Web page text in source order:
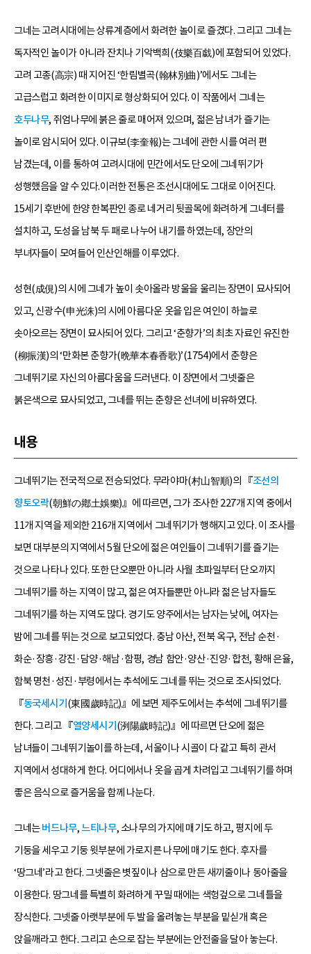
그네는 고려시대에는 상류계층에서 화려한 놀이로 즐겼다. 그리고 그네는
독자적인 놀이가 아니라 잔치나 기악백희(伎樂百戱)에 포함되어 있었다.
고려 고종(高宗) 때 지어진 ‘한림별곡(翰林別曲)’에서도 그네는
고급스럽고 화려한 이미지로 형상화되어 있다. 이 작품에서 그네는
호두나무, 쥐엄나무에 붉은 줄로 매어져 있으며, 젊은 남녀가 즐기는
놀이로 암시되어 있다. 이규보(李奎報)는 그네에 관한 시를 여러 편
남겼는데, 이를 통하여 고려시대에 민간에서도 단오에 그네뛰기가
성행했음을 알 수 있다.이러한 전통은 조선시대에도 그대로 이어진다.
15세기 후반에 한양 한복판인 종로 네거리 뒷골목에 화려하게 그네터를
설치하고, 도성을 남북 두 패로 나누어 내기를 하였는데, 장안의
부녀자들이 모여들어 인산인해를 이루었다.
성현(成俔)의 시에 그네가 높이 솟아올라 방울을 울리는 장면이 묘사되어
있고, 신광수(申光洙)의 시에 아름다운 옷을 입은 여인이 하늘로
솟아오르는 장면이 묘사되어 있다. 그리고 ‘춘향가’의 최초 자료인 유진한
(柳振漢)의 ‘만화본 춘향가(晩華本春香歌)’(1754)에서 춘향은
그네뛰기로 자신의 아름다움을 드러낸다. 이 장면에서 그넷줄은
붉은색으로 묘사되었고, 그네를 뛰는 춘향은 선녀에 비유하였다.
내용
그네뛰기는 전국적으로 전승되었다. 무라야마(村山智順)의 『조선의
향토오락(朝鮮の鄕土娛樂)』에 따르면, 그가 조사한 227개 지역 중에서
11개 지역을 제외한 216개 지역에서 그네뛰기가 행해지고 있다. 이 조사를
보면 대부분의 지역에서 5월 단오에 젊은 여인들이 그네뛰기를 즐기는
것으로 나타나 있다. 또한 단오뿐만 아니라 사월 초파일부터 단오까지
그네뛰기를 하는 지역이 많고, 젊은 여자들뿐만 아니라 젊은 남자들도
그네뛰기를 하는 지역도 많다. 경기도 양주에서는 남자는 낮에, 여자는
밤에 그네를 뛰는 것으로 보고되었다. 충남 아산, 전북 옥구, 전남 순천·
화순·장흥·강진·담양·해남·함평, 경남 함안·양산·진양·합천, 황해 은율,
함북 명천·성진·부령에서는 추석에도 그네를 뛰는 것으로 조사되었다.
『동국세시기 (東國歲時記)』에 보면 제주도에서는 추석에 그네뛰기를
한다. 그리고 『열양세시기 (洌陽歲時記)』에 따르면 단오에 젊은
남녀들이 그네뛰기놀이를 하는데, 서울이나 시골이 다 같고 특히 관서
지역에서 성대하게 한다. 어디에서나 옷을 곱게 차려입고 그네뛰기를 하며
좋은 음식으로 즐거움을 함께 나눈다.
그네는버드나무, 느티나무, 소나무의 가지에 매기도 하고, 평지에 두
기둥을 세우고 기둥 윗부분에 가로지른 나무에 매기도 한다. 후자를
‘땅그네’라고 한다. 그넷줄은 볏짚이나 삼으로 만든 새끼줄이나 동아줄을
이용한다. 땅그네를 특별히 화려하게 꾸밀 때에는 색헝겊으로 그네틀을
장식한다. 그넷줄 아랫부분에 두 발을 올려놓는 부분을 밑싣개 혹은
앉을깨라고 한다. 그리고 손으로 잡는 부분에는 안전줄을 달아 놓는다.